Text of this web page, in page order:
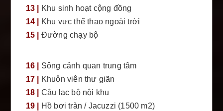
13 |
Khu sinh hoạt cộng đồng
14 |
Khu vực thể thao ngoài trời
15 |
Đường chạy bộ
16 |
Sông cảnh quan trung tâm
17 |
Khuôn viên thư giãn
18 |
Câu lạc bộ nội khu
19 |
Hồ bơi tràn / Jacuzzi (1500 m2)